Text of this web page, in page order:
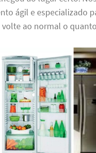
ágil e especializado
ao normal o